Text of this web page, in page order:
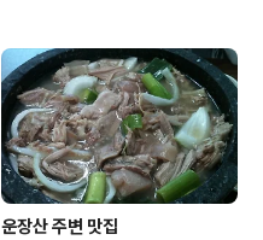
운장산 주변 맛집